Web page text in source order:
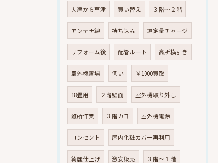
大津から草津 買い替え ３階～２階
アンテナ線 持ち込み 規定量チャージ
リフォーム後 配管ルート 高所横引き
室外機置場 低い ￥1000買取
18畳用 ２階壁面 室外機取り外し
難所作業 ３階カゴ 室外機電源
コンセント 屋内化粧カバー再利用
綺麗仕上げ 激安販売 ３階～１階